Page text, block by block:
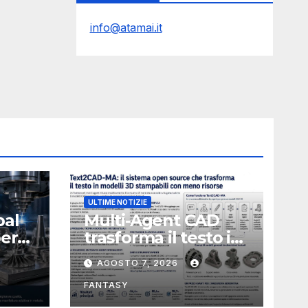
info@atamai.it
ULTIME NOTIZIE
Multi-Agent CAD
trasforma il testo in
CAD usando 116
volte meno token
AGOSTO 7, 2026
FANTASY